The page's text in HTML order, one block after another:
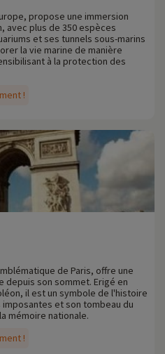
!
propose une immersion
avec plus de 350 espèces
et ses tunnels sous-marins
la vie marine de manière
à la protection des
!
de Paris, offre une
depuis son sommet. Erigé en
il est un symbole de l'histoire
et son tombeau du
mémoire nationale.